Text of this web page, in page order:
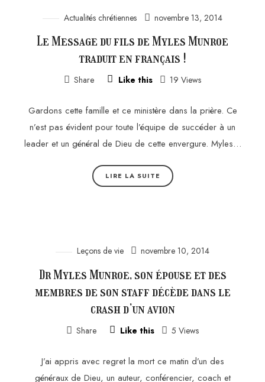
Actualités chrétiennes novembre 13, 2014
Le Message du fils de Myles Munroe
traduit en français !
Share Like this 19 Views
Gardons cette famille et ce ministère dans la prière. Ce
n’est pas évident pour toute l’équipe de succéder à un
leader et un général de Dieu de cette envergure. Myles…
LIRE LA SUITE
Leçons de vie novembre 10, 2014
Dr Myles Munroe, son épouse et des
membres de son staff décède dans le
crash d’un avion
Share Like this 5 Views
J’ai appris avec regret la mort ce matin d’un des
généraux de Dieu, un auteur, conférencier, coach et